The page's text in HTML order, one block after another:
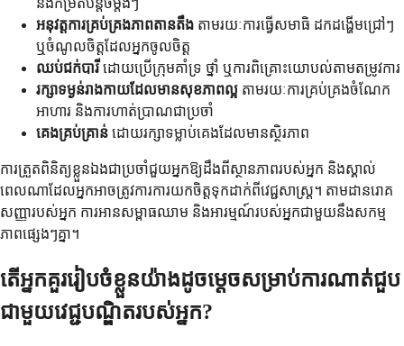
និងកម្រិតបន្តិចម្តងៗ
អនុវត្តការគ្រប់គ្រងភាពតានតឹង តាមរយៈការធ្វើសមាធិ ដកដង្ហើមជ្រៅៗ
ឬចំណូលចិត្តដែលអ្នកចូលចិត្ត
ឈប់ជក់បារីដោយប្រើក្រុមគាំទ្រ ថ្នាំ ឬការពិគ្រោះយោបល់តាមតម្រូវការ
រក្សាទម្ងន់រាងកាយដែលមានសុខភាពល្អ តាមរយៈការគ្រប់គ្រងចំណែក
អាហារ និងការហាត់ប្រាណជាប្រចាំ
គេងគ្រប់គ្រាន់ ដោយរក្សាទម្លាប់គេងដែលមានស្ថិរភាព
ការត្រួតពិនិត្យខ្លួនឯងជាប្រចាំជួយអ្នកឱ្យដឹងពីស្ថានភាពរបស់អ្នក និងស្គាល់
ពេលណាដែលអ្នកអាចត្រូវការការយកចិត្តទុកដាក់ពីវេជ្ជសាស្រ្ត។ តាមដានរោគ
សញ្ញារបស់អ្នក ការអានសម្ពាធឈាម និងអារម្មណ៍របស់អ្នកជាមួយនឹងសកម្ម
ភាពផ្សេងៗគ្នា។
តើអ្នកគួររៀបចំខ្លួនយ៉ាងដូចម្តេចសម្រាប់ការណាត់ជួប
ជាមួយវេជ្ជបណ្ឌិតរបស់អ្នក?